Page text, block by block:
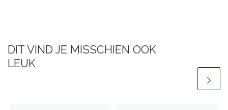
DIT VIND JE MISSCHIEN OOK
LEUK